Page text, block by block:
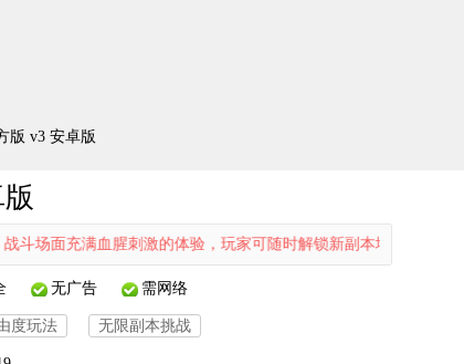
版 v3 安卓版
血腥刺激的体验，玩家可随时解锁新副本地图，畅享竞技乐趣
无广告 需网络
度玩法 无限副本挑战